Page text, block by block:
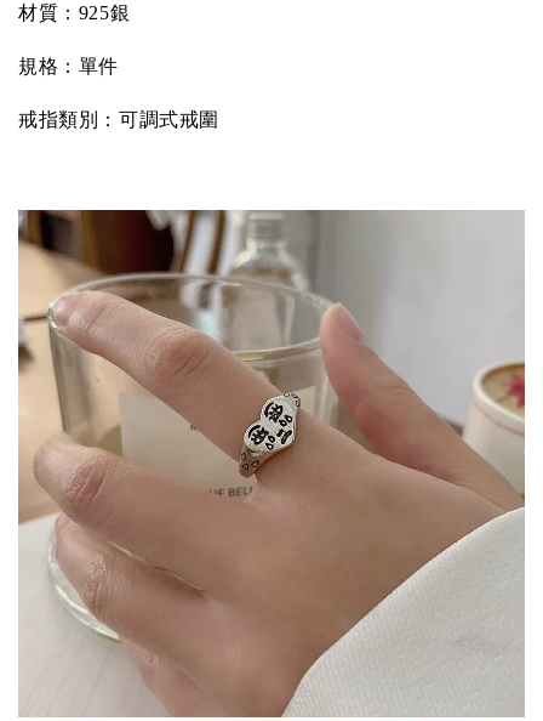
材質：925銀
規格：單件
戒指類別：可調式戒圍